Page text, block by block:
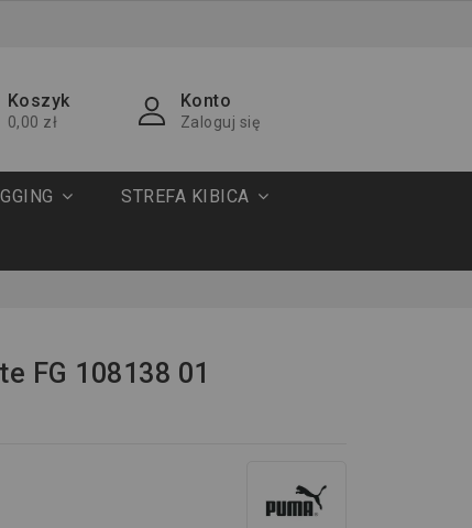
Koszyk
0,00 zł
Konto
Zaloguj się
STREFA KIBICA
FG 108138 01